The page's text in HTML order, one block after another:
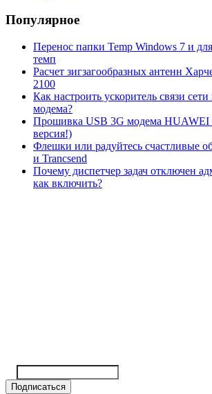
Популярное
Перенос папки Temp Windows 7 и
темп
Расчет зигзагообразных антенн
2100
Как настроить ускоритель связи
модема?
Прошивка USB 3G модема HUAWEI
версия!)
Флешки или радуйтесь счастливые
и Trancsend
Почему диспетчер задач отключен
как включить?